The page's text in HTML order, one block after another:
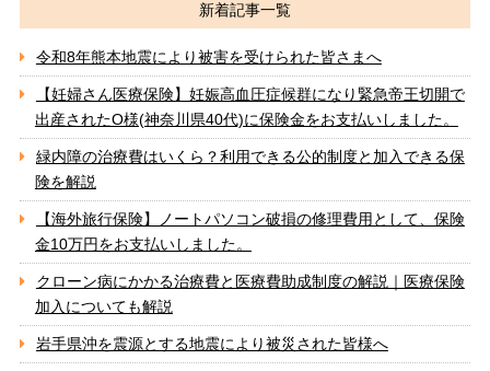
新着記事一覧
令和8年熊本地震により被害を受けられた皆さまへ
【妊婦さん医療保険】妊娠高血圧症候群になり緊急帝王切開で
出産されたO様(神奈川県40代)に保険金をお支払いしました。
緑内障の治療費はいくら？利用できる公的制度と加入できる保
険を解説
【海外旅行保険】ノートパソコン破損の修理費用として、保険
金10万円をお支払いしました。
クローン病にかかる治療費と医療費助成制度の解説｜医療保険
加入についても解説
岩手県沖を震源とする地震により被災された皆様へ